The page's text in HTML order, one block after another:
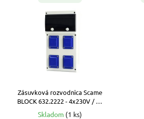
Zásuvková rozvodnica Scame
BLOCK 632.2222 - 4x230V / 11
DIN (bez istenia)
Skladom (1 ks)